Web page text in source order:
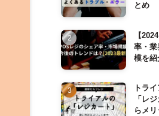
とめ
【
率・業
模を紹
トラ
「レ
らメ